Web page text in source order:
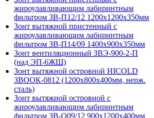
жироулавливающим лабиринтным
фильтром ЗВ-П12/12 1200х1200х350мм
Зонт вытяжной пристенный с
жироулавливающим лабиринтным
фильтром ЗВ-П14/09 1400х900х350мм
Зонт вентиляционный ЗВЭ-900-2-П
(над ЭП-6ЖШ)
Зонт вытяжной островной HICOLD
ЗВООК-0812 (1200х800x400мм, нерж.
сталь)
Зонт вытяжной островной с
жироулавливающим лабиринтным
фильтром ЗВ-О09/12 900х1200х400мм